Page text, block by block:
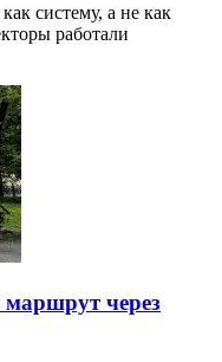
систему, а не как
работали
через